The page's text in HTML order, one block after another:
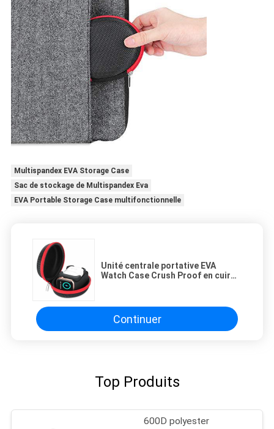
Multispandex EVA Storage Case
Sac de stockage de Multispandex Eva
EVA Portable Storage Case multifonctionnelle
Unité centrale portative EVA
Watch Case Crush Proof en cuir
Continuer
Top Produits
600D polyester